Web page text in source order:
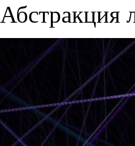
Абстракция